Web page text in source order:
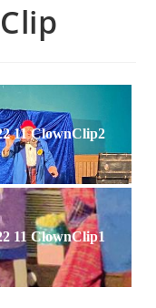
11 ClownClip2
11 ClownClip1